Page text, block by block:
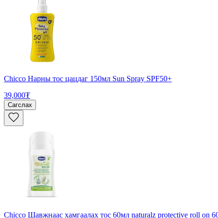
Chicco Нарны тос цацдаг 150мл Sun Spray SPF50+
39,000₮
Сагслах
Chicco Шавжнаас хамгаалах тос 60мл naturalz protective roll on